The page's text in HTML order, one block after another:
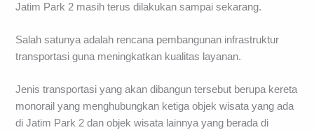
Jatim Park 2 masih terus dilakukan sampai sekarang.
Salah satunya adalah rencana pembangunan infrastruktur
transportasi guna meningkatkan kualitas layanan.
Jenis transportasi yang akan dibangun tersebut berupa kereta
monorail yang menghubungkan ketiga objek wisata yang ada
di Jatim Park 2 dan objek wisata lainnya yang berada di